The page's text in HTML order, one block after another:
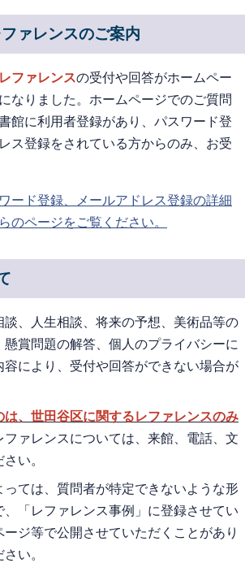
ァレンスのご案内
ファレンスの受付や回答がホームペー
なりました。ホームページでのご質問
館に利用者登録があり、パスワード登
ス登録をされている方からのみ、お受
ード登録、メールアドレス登録の詳細
のページをご覧ください。
談、人生相談、将来の予想、美術品等の
賞問題の解答、個人のプライバシーに
容により、受付や回答ができない場合が
は、世田谷区に関するレファレンスのみ
ファレンスについては、来館、電話、文
い。
っては、質問者が特定できないような形
、「レファレンス事例」に登録させてい
ジ等で公開させていただくことがあり
い。